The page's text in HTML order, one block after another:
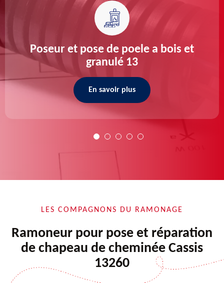
Poseur et pose de poele a bois et
granulé 13
En savoir plus
LES COMPAGNONS DU RAMONAGE
Ramoneur pour pose et réparation
de chapeau de cheminée Cassis
13260